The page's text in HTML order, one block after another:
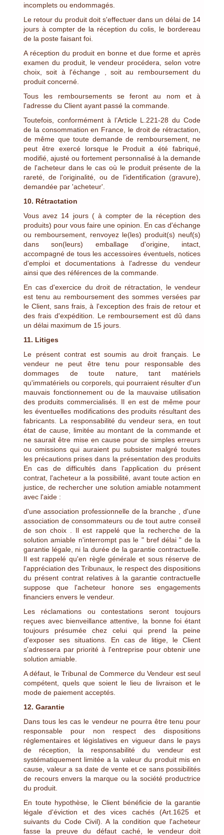
incomplets ou endommagés.
Le retour du produit doit s'effectuer dans un délai de 14
jours à compter de la réception du colis, le bordereau
de la poste faisant foi.
A réception du produit en bonne et due forme et après
examen du produit, le vendeur procédera, selon votre
choix, soit à l'échange , soit au remboursement du
produit concerné.
Tous les remboursements se feront au nom et à
l'adresse du Client ayant passé la commande.
Toutefois, conformément à l’Article L.221-28 du Code
de la consommation en France, le droit de rétractation,
de même que toute demande de remboursement, ne
peut être exercé lorsque le Produit a été fabriqué,
modifié, ajusté ou fortement personnalisé à la demande
de l'acheteur dans le cas où le produit présente de la
rareté, de l'originalité, ou de l'identification (gravure),
demandée par 'acheteur'.
10. Rétractation
Vous avez 14 jours ( à compter de la réception des
produits) pour vous faire une opinion. En cas d'échange
ou remboursement, renvoyez le(les) produit(s) neuf(s)
dans son(leurs) emballage d'origine, intact,
accompagné de tous les accessoires éventuels, notices
d'emploi et documentations à l'adresse du vendeur
ainsi que des références de la commande.
En cas d'exercice du droit de rétractation, le vendeur
est tenu au remboursement des sommes versées par
le Client, sans frais, à l'exception des frais de retour et
des frais d'expédition. Le remboursement est dû dans
un délai maximum de 15 jours.
11. Litiges
Le présent contrat est soumis au droit français. Le
vendeur ne peut être tenu pour responsable des
dommages de toute nature, tant matériels
qu'immatériels ou corporels, qui pourraient résulter d'un
mauvais fonctionnement ou de la mauvaise utilisation
des produits commercialisés. Il en est de même pour
les éventuelles modifications des produits résultant des
fabricants. La responsabilité du vendeur sera, en tout
état de cause, limitée au montant de la commande et
ne saurait être mise en cause pour de simples erreurs
ou omissions qui auraient pu subsister malgré toutes
les précautions prises dans la présentation des produits
En cas de difficultés dans l'application du présent
contrat, l'acheteur a la possibilité, avant toute action en
justice, de rechercher une solution amiable notamment
avec l'aide :
d'une association professionnelle de la branche , d'une
association de consommateurs ou de tout autre conseil
de son choix . Il est rappelé que la recherche de la
solution amiable n'interrompt pas le " bref délai " de la
garantie légale, ni la durée de la garantie contractuelle.
Il est rappelé qu'en règle générale et sous réserve de
l'appréciation des Tribunaux, le respect des dispositions
du présent contrat relatives à la garantie contractuelle
suppose que l'acheteur honore ses engagements
financiers envers le vendeur.
Les réclamations ou contestations seront toujours
reçues avec bienveillance attentive, la bonne foi étant
toujours présumée chez celui qui prend la peine
d'exposer ses situations. En cas de litige, le Client
s'adressera par priorité à l'entreprise pour obtenir une
solution amiable.
A défaut, le Tribunal de Commerce du Vendeur est seul
compétent, quels que soient le lieu de livraison et le
mode de paiement acceptés.
12. Garantie
Dans tous les cas le vendeur ne pourra être tenu pour
responsable pour non respect des dispositions
réglementaires et législatives en vigueur dans le pays
de réception, la responsabilité du vendeur est
systématiquement limitée a la valeur du produit mis en
cause, valeur a sa date de vente et ce sans possibilités
de recours envers la marque ou la société productrice
du produit.
En toute hypothèse, le Client bénéficie de la garantie
légale d'éviction et des vices cachés (Art.1625 et
suivants du Code Civil). A la condition que l'acheteur
fasse la preuve du défaut caché, le vendeur doit